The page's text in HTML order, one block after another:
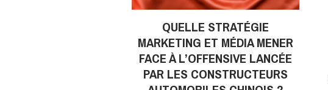
QUELLE STRATÉGIE
MARKETING ET MÉDIA MENER
FACE À L’OFFENSIVE LANCÉE
PAR LES CONSTRUCTEURS